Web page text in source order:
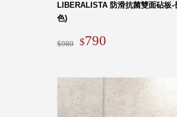
LIBERALISTA 防滑抗菌雙面砧板-
色)
980 790